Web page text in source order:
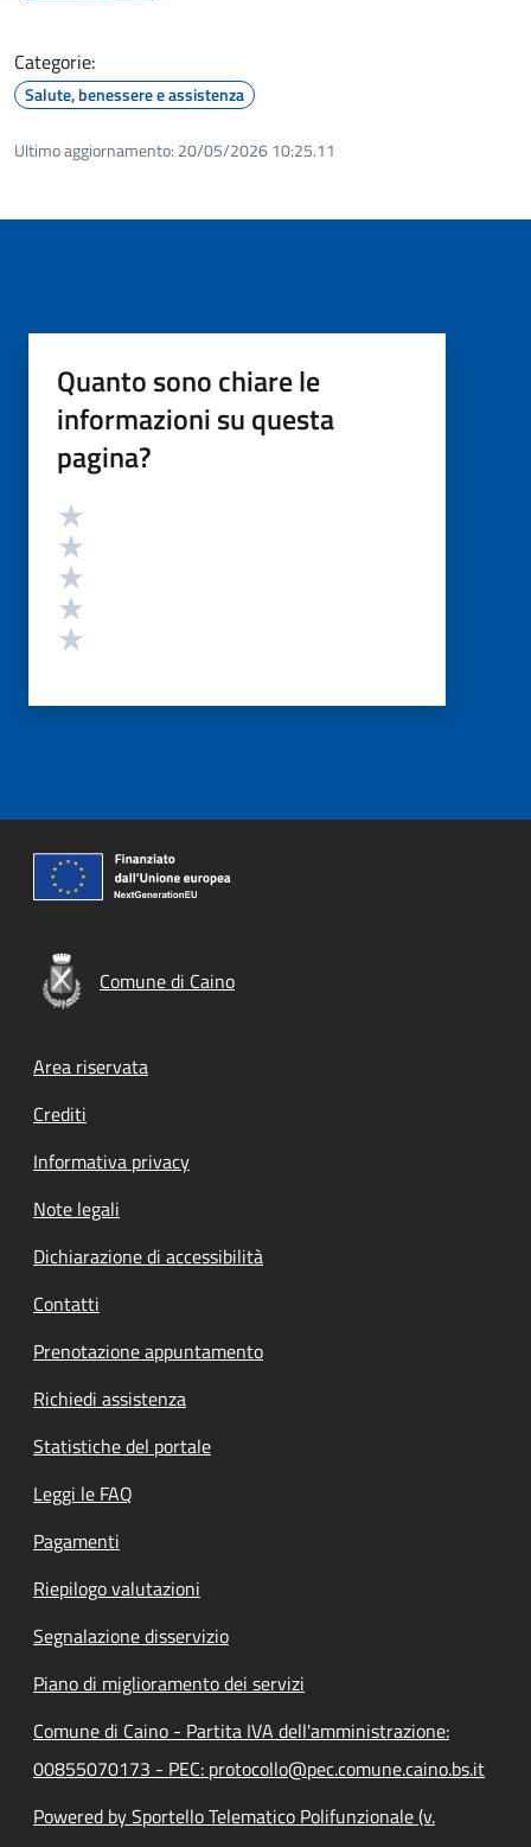
Categorie:
Salute, benessere e assistenza
Ultimo aggiornamento: 20/05/2026 10:25.11
Quanto sono chiare le
informazioni su questa
pagina?
Valutazione
Comune di Caino
Footer menu
Area riservata
Crediti
Informativa privacy
Note legali
Dichiarazione di accessibilità
Contatti
Prenotazione appuntamento
Richiedi assistenza
Statistiche del portale
Leggi le FAQ
Pagamenti
Riepilogo valutazioni
Segnalazione disservizio
Piano di miglioramento dei servizi
Comune di Caino - Partita IVA dell'amministrazione:
00855070173 - PEC: protocollo@pec.comune.caino.bs.it
Powered by Sportello Telematico Polifunzionale (v.